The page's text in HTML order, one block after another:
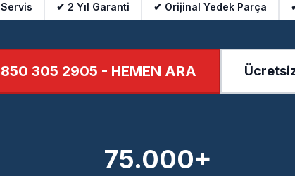
✔ 2 Yıl Garanti ✔ Orijinal Yedek Parça
305 2905 - HEMEN ARA
75.000+